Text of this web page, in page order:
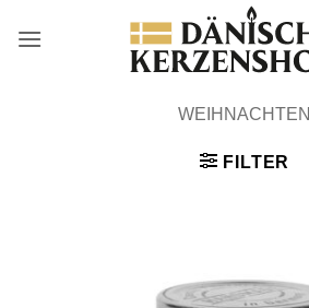
Inhalt
WEIHNACHTEN
FILTER